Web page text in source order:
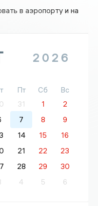
в аэропорту и на
2026
Пт Сб
Вс
31 1
2
7 8
9
14 15
16
21 22
23
28 29
30
4 5 6